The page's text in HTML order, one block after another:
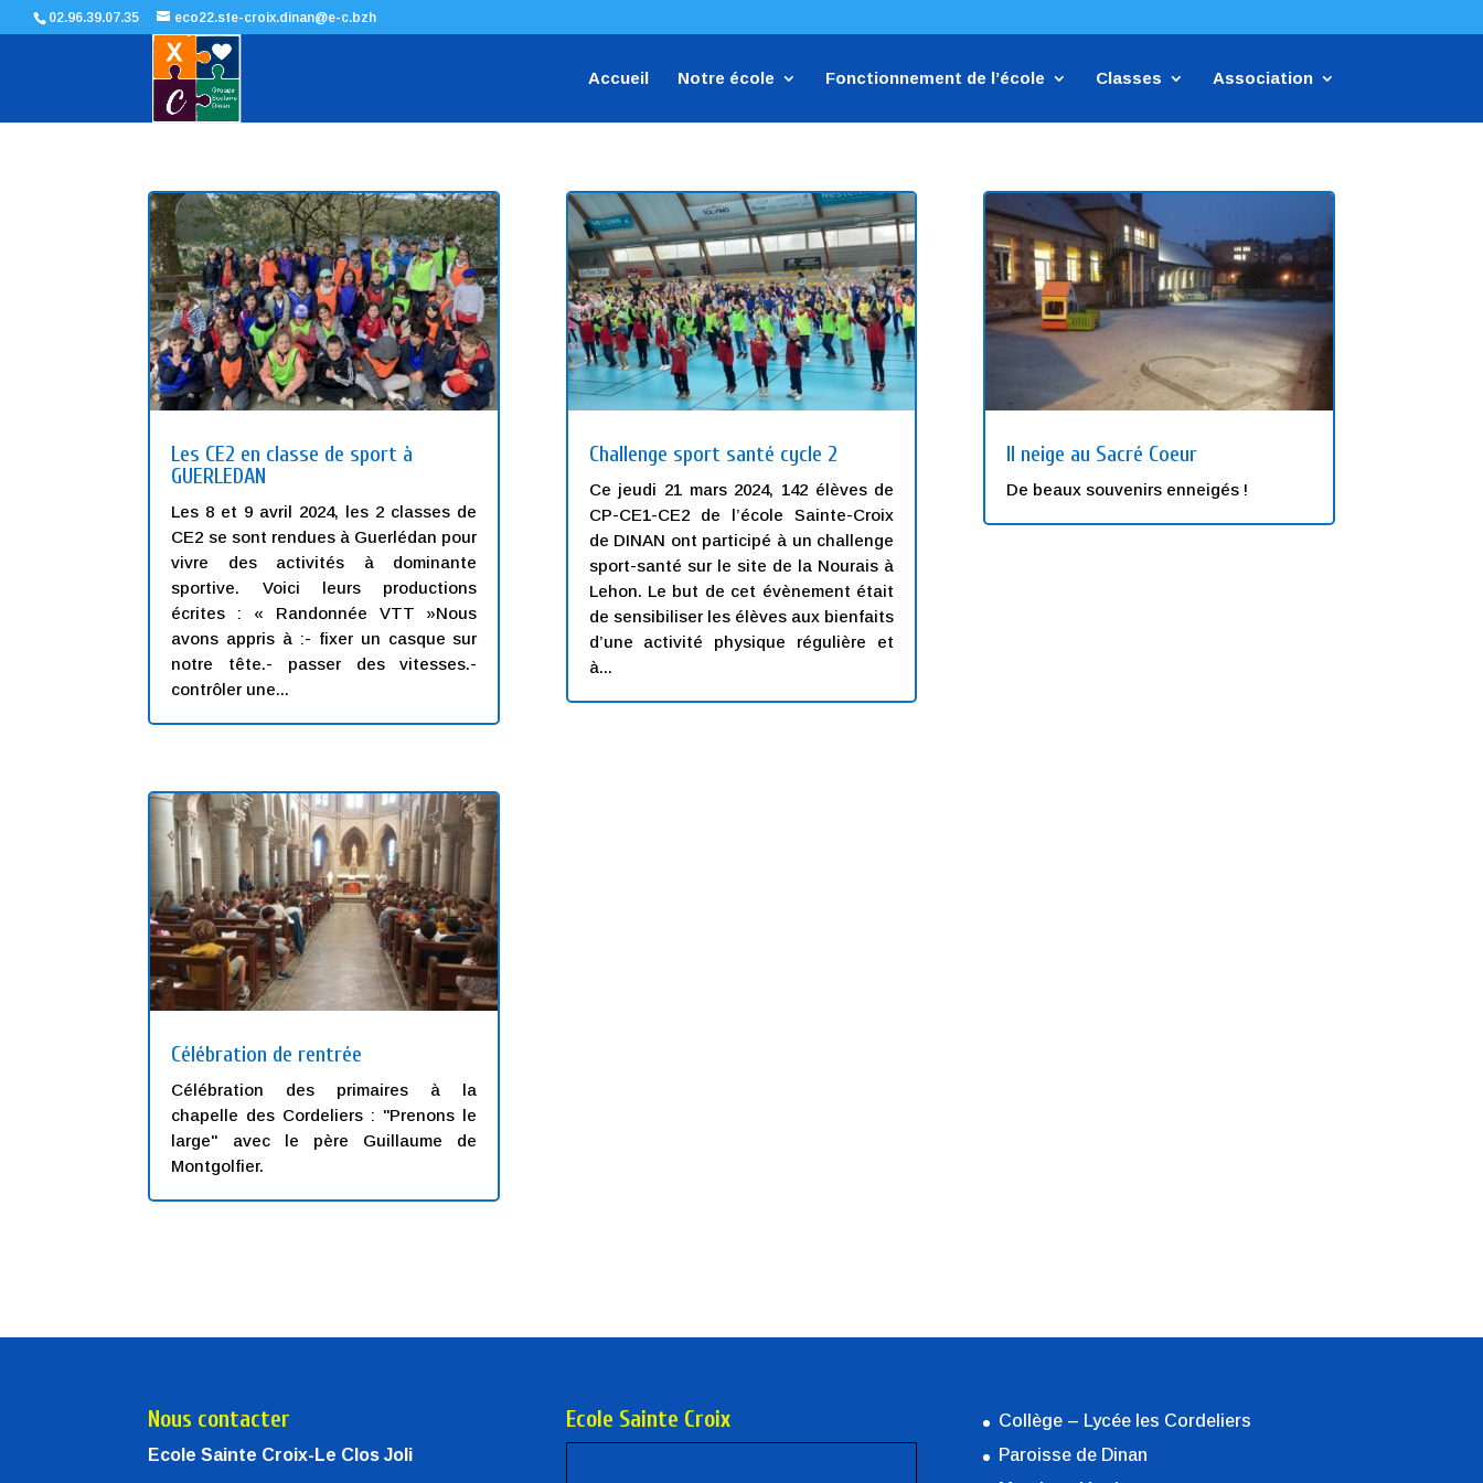
02.96.39.07.35 eco22.ste-croix.dinan@e-c.bzh
Accueil Notre école Fonctionnement de l’école Classes Association
Les CE2 en classe de sport à
GUERLEDAN
Les 8 et 9 avril 2024, les 2 classes de
CE2 se sont rendues à Guerlédan pour
vivre des activités à dominante
sportive. Voici leurs productions
écrites : « Randonnée VTT »Nous
avons appris à :- fixer un casque sur
notre tête.- passer des vitesses.-
contrôler une...
Célébration de rentrée
Célébration des primaires à la
chapelle des Cordeliers : "Prenons le
large" avec le père Guillaume de
Montgolfier.
Challenge sport santé cycle 2
Ce jeudi 21 mars 2024, 142 élèves de
CP-CE1-CE2 de l’école Sainte-Croix
de DINAN ont participé à un challenge
sport-santé sur le site de la Nourais à
Lehon. Le but de cet évènement était
de sensibiliser les élèves aux bienfaits
d’une activité physique régulière et
à...
Il neige au Sacré Coeur
De beaux souvenirs enneigés !
Nous contacter
Ecole Sainte Croix-Le Clos Joli
Ecole Sainte Croix
Collège – Lycée les Cordeliers
Paroisse de Dinan